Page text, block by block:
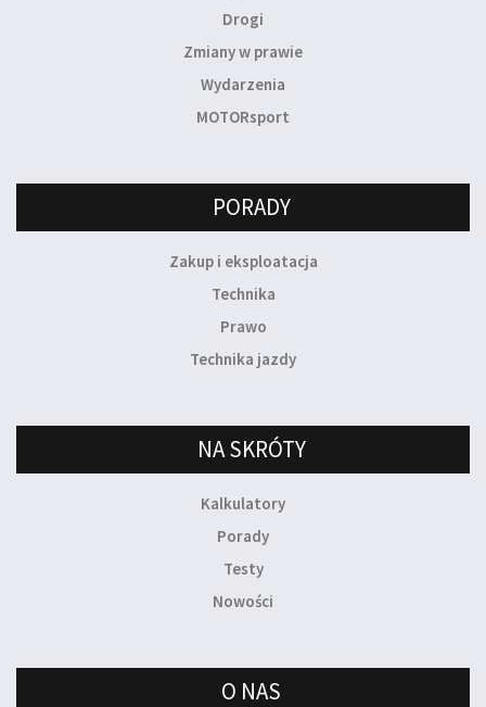
Drogi
Zmiany w prawie
Wydarzenia
MOTORsport
PORADY
Zakup i eksploatacja
Technika
Prawo
Technika jazdy
NA SKRÓTY
Kalkulatory
Porady
Testy
Nowości
O NAS